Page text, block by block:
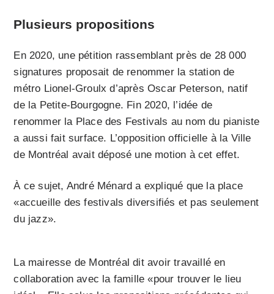
Plusieurs propositions
En 2020, une pétition rassemblant près de 28 000
signatures proposait de renommer la station de
métro Lionel-Groulx d’après Oscar Peterson, natif
de la Petite-Bourgogne. Fin 2020, l’idée de
renommer la Place des Festivals au nom du pianiste
a aussi fait surface. L’opposition officielle à la Ville
de Montréal avait déposé une motion à cet effet.
À ce sujet, André Ménard a expliqué que la place
«accueille des festivals diversifiés et pas seulement
du jazz».
La mairesse de Montréal dit avoir travaillé en
collaboration avec la famille «pour trouver le lieu